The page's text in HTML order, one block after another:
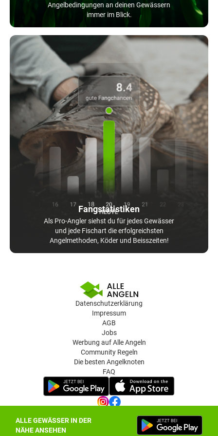
ALLE GEWÄSSER IN DER
NÄHE ANSEHEN
Angelbedingungen an deinen Gewässern
immer im Blick.
Fangstatistiken
Als Pro-Angler siehst du für jedes Gewässer
und jede Fischart die erfolgreichsten
Angelmethoden, Köder und Beisszeiten!
Datenschutzerklärung
Impressum
AGB
Jobs
Werbung auf Alle Angeln
Community Regeln
Die besten Angelknoten
FAQ
Datenschutz-Einstellungen